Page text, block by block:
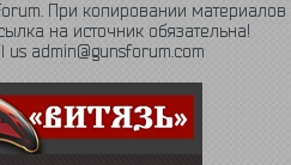
При копировании материалов
на источник обязательна!
us admin@gunsforum.com